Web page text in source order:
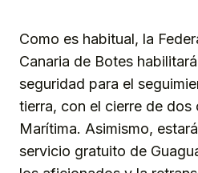
Como es habitual, la
Canaria de Botes
seguridad para el
tierra, con el cierre de dos
Marítima. Asimismo,
servicio gratuito de